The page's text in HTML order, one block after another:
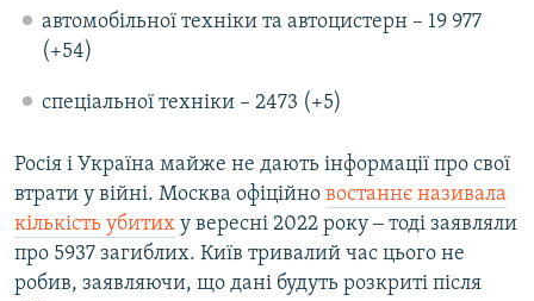
автомобільної техніки та автоцистерн – 19 977
(+54)
спеціальної техніки – 2473 (+5)
Росія і Україна майже не дають інформації про свої
втрати у війні. Москва офіційно востаннє називала
кількість убитих у вересні 2022 року ‒ тоді заявляли
про 5937 загиблих. Київ тривалий час цього не
робив, заявляючи, що дані будуть розкриті після